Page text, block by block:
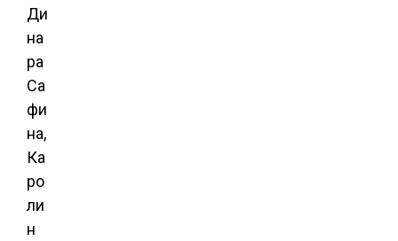
Ди
на
ра
Са
фи
на,
Ка
ро
ли
н